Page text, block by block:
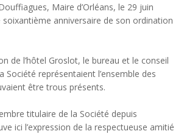
Maire d’Orléans, le 29 juin
anniversaire de son ordination
de l’hôtel Groslot, le bureau et le conseil
Société représentaient l’ensemble des
être trous présents.
titulaire de la Société depuis
ici l’expression de la respectueuse amitié